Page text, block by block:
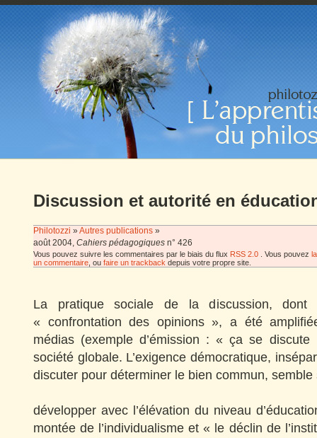
Discussion et autorité en
Philotozzi »Autres publications »
août 2004, Cahiers pédagogiques n° 426
Vous pouvez suivre les commentaires par le biais du flux RSS 2.0 . Vous pouvez
un commentaire , ou faire un trackback depuis votre propre site.
La pratique sociale de la discussion, dont
« confrontation des opinions », a été
médias (exemple d’émission : « ça se
société globale. L’exigence démocratique,
discuter pour déterminer le bien commun,
développer avec l’élévation du niveau
montée de l’individualisme et « le déclin de